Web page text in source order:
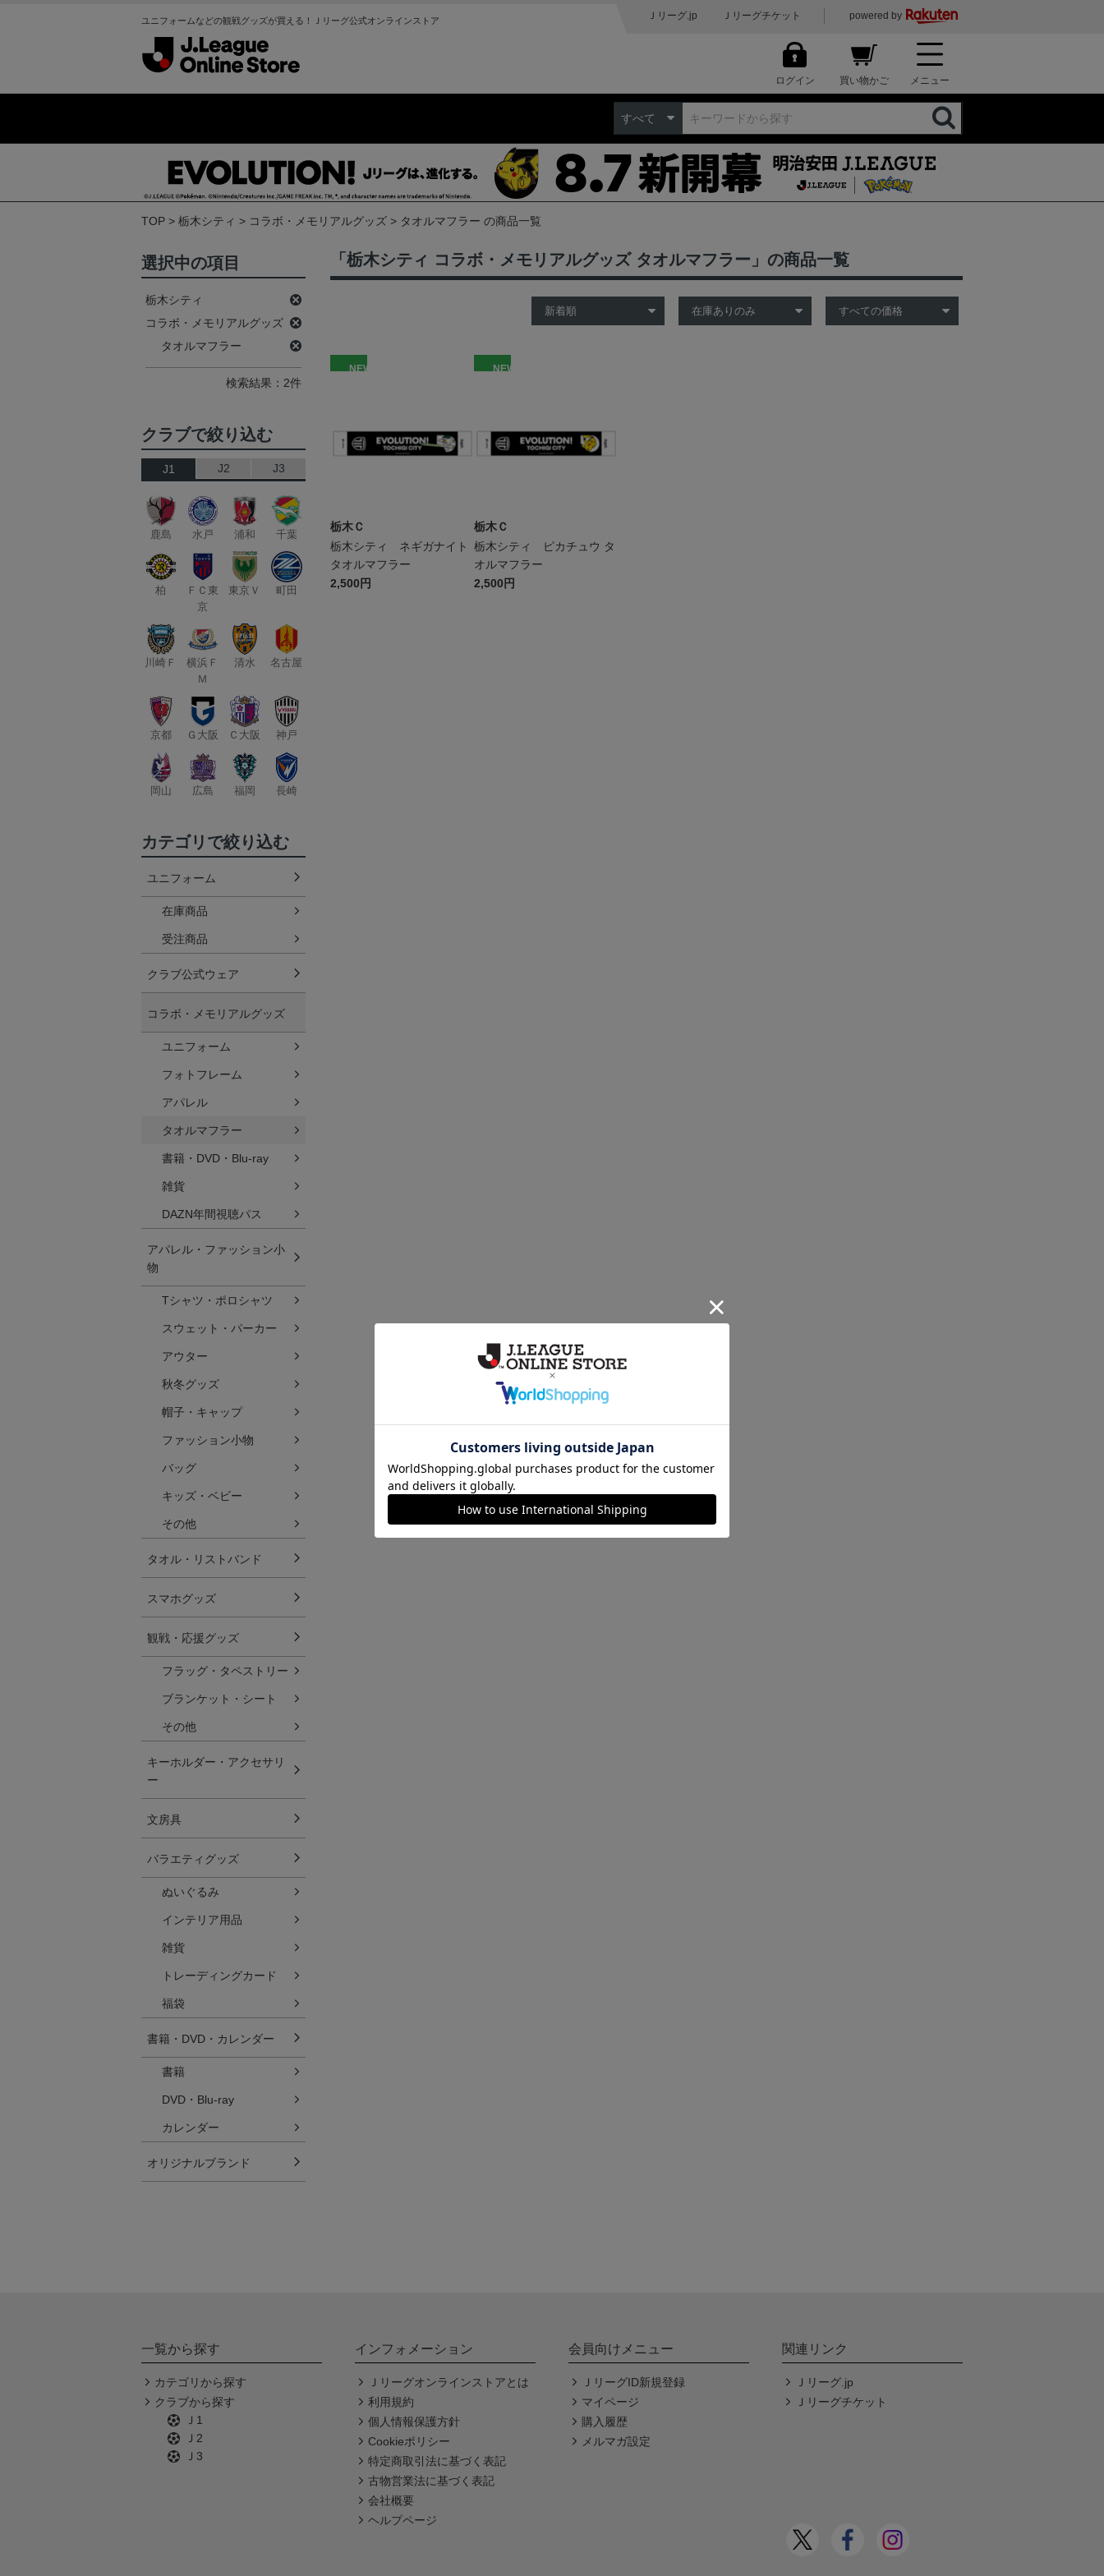
ユニフォームなどの観戦グッズが買える！Ｊリーグ公式オンラインストア Ｊリーグ.jp Ｊリーグチケット powered by
ログイン 買い物かご メニュー
すべて
TOP 栃木シティ コラボ・メモリアルグッズ タオルマフラー の商品一覧
「栃木シティ コラボ・メモリアルグッズ タオルマフラー」の商品一覧
NEW
栃木Ｃ
栃木シティ ネギガナイト
タオルマフラー
2,500円
NEW
栃木Ｃ
栃木シティ ピカチュウ タ
オルマフラー
2,500円
選択中の項目
栃木シティ
コラボ・メモリアルグッズ
タオルマフラー
検索結果：2件
クラブで絞り込む
J1 J2 J3
鹿島 水戸 浦和 千葉
柏
ＦＣ東
京
東京Ｖ 町田
川崎Ｆ
横浜Ｆ
Ｍ
清水 名古屋
京都 Ｇ大阪 Ｃ大阪 神戸
岡山 広島 福岡 長崎
カテゴリで絞り込む
ユニフォーム
在庫商品
受注商品
クラブ公式ウェア
コラボ・メモリアルグッズ
ユニフォーム
フォトフレーム
アパレル
タオルマフラー
書籍・DVD・Blu-ray
雑貨
DAZN年間視聴パス
アパレル・ファッション小
物
Tシャツ・ポロシャツ
スウェット・パーカー
アウター
秋冬グッズ
帽子・キャップ
ファッション小物
バッグ
キッズ・ベビー
その他
タオル・リストバンド
スマホグッズ
観戦・応援グッズ
フラッグ・タペストリー
ブランケット・シート
その他
キーホルダー・アクセサリ
ー
文房具
バラエティグッズ
ぬいぐるみ
インテリア用品
雑貨
トレーディングカード
福袋
書籍・DVD・カレンダー
書籍
DVD・Blu-ray
カレンダー
オリジナルブランド
一覧から探す
カテゴリから探す
クラブから探す
Ｊ1
Ｊ2
Ｊ3
インフォメーション
Ｊリーグオンラインストアとは
利用規約
個人情報保護方針
Cookieポリシー
特定商取引法に基づく表記
古物営業法に基づく表記
会社概要
ヘルプページ
会員向けメニュー
ＪリーグID新規登録
マイページ
購入履歴
メルマガ設定
関連リンク
Ｊリーグ.jp
Ｊリーグチケット